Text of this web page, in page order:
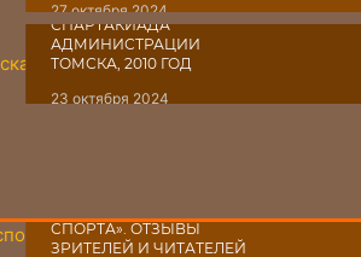
27 октября 2024
СПАРТАКИАДА
АДМИНИСТРАЦИИ
ТОМСКА, 2010 ГОД
23 октября 2024
СПОРТА». ОТЗЫВЫ
ЗРИТЕЛЕЙ И ЧИТАТЕЛЕЙ